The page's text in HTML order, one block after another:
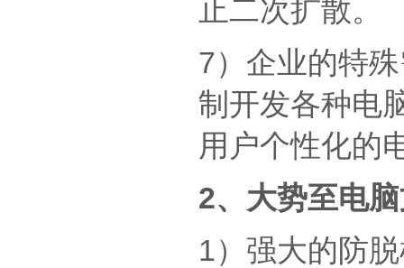
止二次扩散。
7）企业的特
制开发各种电
用户个性化的
2、大势至电
1）强大的防